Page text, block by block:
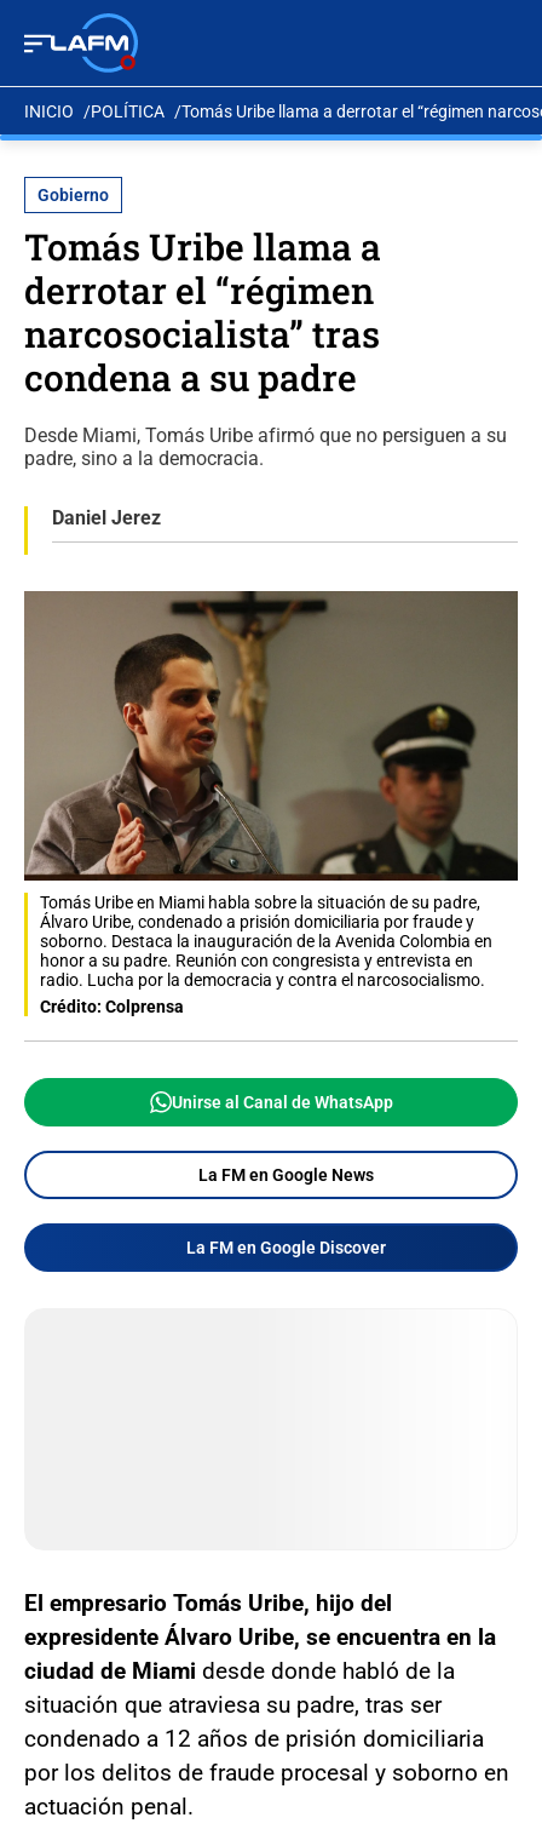
INICIO POLÍTICA Tomás Uribe llama a derrotar el “régimen
Gobierno
Tomás Uribe llama a
derrotar el “régimen
narcosocialista” tras
condena a su padre
Desde Miami, Tomás Uribe afirmó que no persiguen a su
padre, sino a la democracia.
Daniel Jerez
Tomás Uribe en Miami habla sobre la situación de su padre,
Álvaro Uribe, condenado a prisión domiciliaria por fraude y
soborno. Destaca la inauguración de la Avenida Colombia en
honor a su padre. Reunión con congresista y entrevista en
radio. Lucha por la democracia y contra el narcosocialismo.
Crédito: Colprensa
Unirse al Canal de WhatsApp
La FM en Google News
La FM en Google Discover
El empresario Tomás Uribe, hijo del
expresidente Álvaro Uribe, se encuentra en la
ciudad de Miami desde donde habló de la
situación que atraviesa su padre, tras ser
condenado a 12 años de prisión domiciliaria
por los delitos de fraude procesal y soborno en
actuación penal.